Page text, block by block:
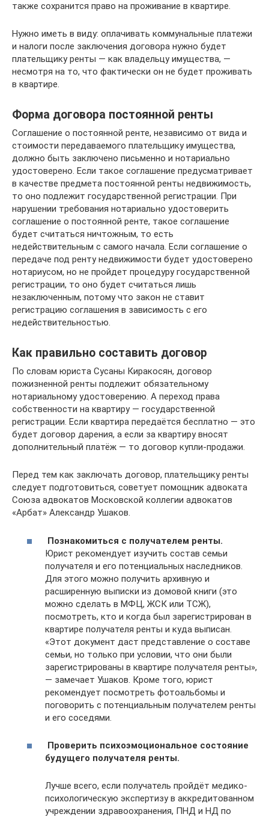
также сохранится право на проживание в квартире.
Нужно иметь в виду: оплачивать коммунальные платежи
и налоги после заключения договора нужно будет
плательщику ренты — как владельцу имущества, —
несмотря на то, что фактически он не будет проживать
в квартире.
Форма договора постоянной ренты
Соглашение о постоянной ренте, независимо от вида и
стоимости передаваемого плательщику имущества,
должно быть заключено письменно и нотариально
удостоверено. Если такое соглашение предусматривает
в качестве предмета постоянной ренты недвижимость,
то оно подлежит государственной регистрации. При
нарушении требования нотариально удостоверить
соглашение о постоянной ренте, такое соглашение
будет считаться ничтожным, то есть
недействительным с самого начала. Если соглашение о
передаче под ренту недвижимости будет удостоверено
нотариусом, но не пройдет процедуру государственной
регистрации, то оно будет считаться лишь
незаключенным, потому что закон не ставит
регистрацию соглашения в зависимость с его
недействительностью.
Как правильно составить договор
По словам юриста Сусаны Киракосян, договор
пожизненной ренты подлежит обязательному
нотариальному удостоверению. А переход права
собственности на квартиру — государственной
регистрации. Если квартира передаётся бесплатно — это
будет договор дарения, а если за квартиру вносят
дополнительный платёж — то договор купли-продажи.
Перед тем как заключать договор, плательщику ренты
следует подготовиться, советует помощник адвоката
Союза адвокатов Московской коллегии адвокатов
«Арбат» Александр Ушаков.
Познакомиться с получателем ренты.
Юрист рекомендует изучить состав семьи
получателя и его потенциальных наследников.
Для этого можно получить архивную и
расширенную выписки из домовой книги (это
можно сделать в МФЦ, ЖСК или ТСЖ),
посмотреть, кто и когда был зарегистрирован в
квартире получателя ренты и куда выписан.
«Этот документ даст представление о составе
семьи, но только при условии, что они были
зарегистрированы в квартире получателя ренты»,
— замечает Ушаков. Кроме того, юрист
рекомендует посмотреть фотоальбомы и
поговорить с потенциальным получателем ренты
и его соседями.
Проверить психоэмоциональное состояние
будущего получателя ренты.
Лучше всего, если получатель пройдёт медико-
психологическую экспертизу в аккредитованном
учреждении здравоохранения, ПНД и НД по